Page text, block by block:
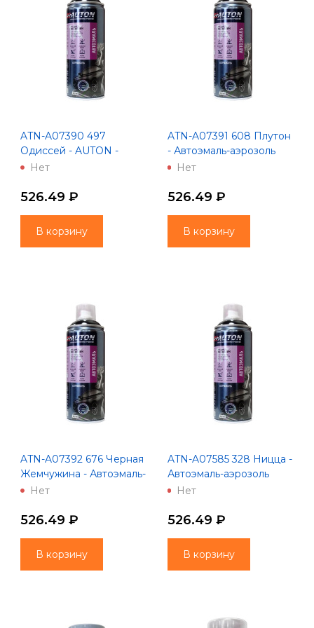
ATN-A07390 497
Одиссей - AUTON -
Автоэмаль металлик -
Нет
526.49 ₽
В корзину
ATN-A07391 608 Плутон
- Автоэмаль-аэрозоль
"Автон" - металлик
Нет
526.49 ₽
В корзину
ATN-A07392 676 Черная
Жемчужина - Автоэмаль-
аэрозоль "Автон" -
Нет
526.49 ₽
В корзину
ATN-A07585 328 Ницца -
Автоэмаль-аэрозоль
"Автон" - металлик
Нет
526.49 ₽
В корзину